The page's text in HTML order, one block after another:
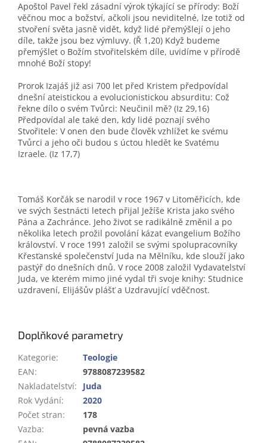
Apoštol Pavel řekl zásadní výrok týkající se přírody: Boží
věčnou moc a božství, ačkoli jsou neviditelné, lze totiž od
stvoření světa jasně vidět, když lidé přemýšlejí o jeho
díle, takže jsou bez výmluvy. (Ř 1,20) Když budeme
přemýšlet o Božím stvořitelském díle, uvidíme v přírodě
mnohé Boží stopy!
Prorok Izajáš již asi 700 let před Kristem předpovídal
dnešní ateistickou a evolucionistickou absurditu: Což
řekne dílo o svém Tvůrci: Neučinil mě? (Iz 29,16)
Předpovídal ale také den, kdy lidé poznají svého
Stvořitele: V onen den bude člověk vzhlížet ke svému
Tvůrci a jeho oči budou s úctou hledět ke Svatému
Izraele. (Iz 17,7)
Tomáš Korčák se narodil v roce 1967 v Litoměřicích, kde
ve svých šestnácti letech přijal Ježíše Krista jako svého
Pána a Zachránce. Jeho život se radikálně změnil a po
několika letech prožil povolání kázat evangelium Božího
království. V roce 1991 založil se svými spolupracovníky
Křesťanské společenství Juda na Mělníku, kde slouží jako
pastýř do dnešních dnů. V roce 2008 založil Vydavatelství
Juda, ve kterém mimo jiné vydal tři svoje knihy: Studnice
uzdravení, Elijášův plášť a Uzdravující vděčnost.
Doplňkové parametry
Kategorie:
Teologie
EAN:
9788087239582
Nakladatelství:
Juda
Rok Vydání:
2020
Počet stran:
178
Vazba:
pevná vazba